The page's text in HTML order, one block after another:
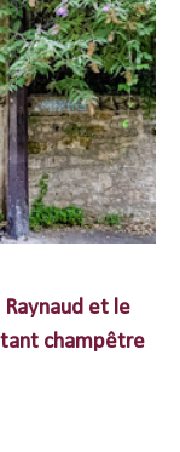
Raynaud et le
champêtre